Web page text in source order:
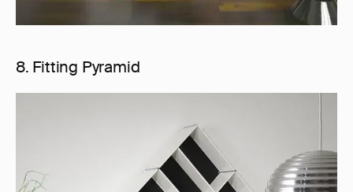
8. Fitting Pyramid